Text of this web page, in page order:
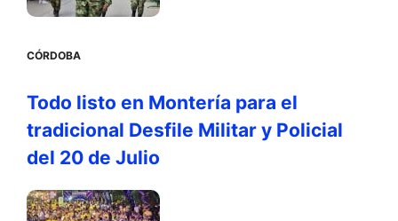
CÓRDOBA
Todo listo en Montería para el
tradicional Desfile Militar y Policial
del 20 de Julio